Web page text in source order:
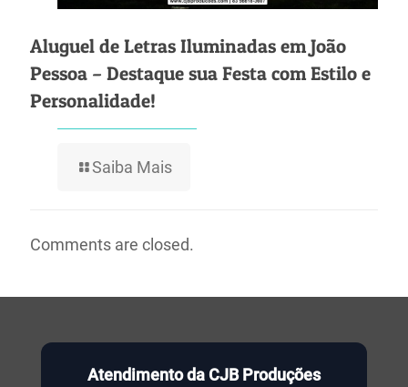
Aluguel de Letras Iluminadas em João
Pessoa – Destaque sua Festa com Estilo e
Personalidade!
Saiba Mais
Comments are closed.
Atendimento da CJB Produções